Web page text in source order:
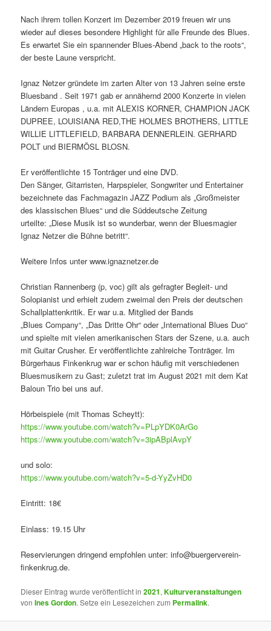
Nach ihrem tollen Konzert im Dezember 2019 freuen wir uns
wieder auf dieses besondere Highlight für alle Freunde des Blues.
Es erwartet Sie ein spannender Blues-Abend „back to the roots“,
der beste Laune verspricht.
Ignaz Netzer gründete im zarten Alter von 13 Jahren seine erste
Bluesband . Seit 1971 gab er annähernd 2000 Konzerte in vielen
Ländern Europas , u.a. mit ALEXIS KORNER, CHAMPION JACK
DUPREE, LOUISIANA RED,THE HOLMES BROTHERS, LITTLE
WILLIE LITTLEFIELD, BARBARA DENNERLEIN. GERHARD
POLT und BIERMÖSL BLOSN.
Er veröffentlichte 15 Tonträger und eine DVD.
Den Sänger, Gitarristen, Harpspieler, Songwriter und Entertainer
bezeichnete das Fachmagazin JAZZ Podium als „Großmeister
des klassischen Blues“ und die Süddeutsche Zeitung
urteilte: „Diese Musik ist so wunderbar, wenn der Bluesmagier
Ignaz Netzer die Bühne betritt“.
Weitere Infos unter www.ignaznetzer.de
Christian Rannenberg (p, voc) gilt als gefragter Begleit- und
Solopianist und erhielt zudem zweimal den Preis der deutschen
Schallplattenkritik. Er war u.a. Mitglied der Bands
„Blues Company“, „Das Dritte Ohr“ oder „International Blues Duo“
und spielte mit vielen amerikanischen Stars der Szene, u.a. auch
mit Guitar Crusher. Er veröffentlichte zahlreiche Tonträger. Im
Bürgerhaus Finkenkrug war er schon häufig mit verschiedenen
Bluesmusikern zu Gast; zuletzt trat im August 2021 mit dem Kat
Baloun Trio bei uns auf.
Hörbeispiele (mit Thomas Scheytt):
https://www.youtube.com/watch?v=PLpYDK0ArGo
https://www.youtube.com/watch?v=3ipABplAvpY
und solo:
https://www.youtube.com/watch?v=5-d-YyZvHD0
Eintritt: 18€
Einlass: 19.15 Uhr
Reservierungen dringend empfohlen unter: info@buergerverein-
finkenkrug.de.
Dieser Eintrag wurde veröffentlicht in2021,Kulturveranstaltungen
vonInes Gordon. Setze ein Lesezeichen zum Permalink.